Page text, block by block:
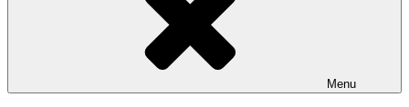
Menu